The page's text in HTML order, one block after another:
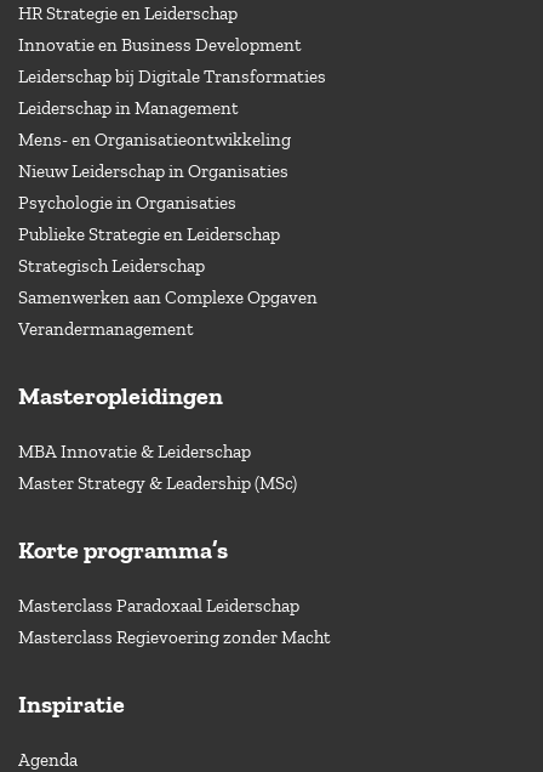
HR Strategie en Leiderschap
Innovatie en Business Development
Leiderschap bij Digitale Transformaties
Leiderschap in Management
Mens- en Organisatieontwikkeling
Nieuw Leiderschap in Organisaties
Psychologie in Organisaties
Publieke Strategie en Leiderschap
Strategisch Leiderschap
Samenwerken aan Complexe Opgaven
Verandermanagement
Masteropleidingen
MBA Innovatie & Leiderschap
Master Strategy & Leadership (MSc)
Korte programma’s
Masterclass Paradoxaal Leiderschap
Masterclass Regievoering zonder Macht
Inspiratie
Agenda